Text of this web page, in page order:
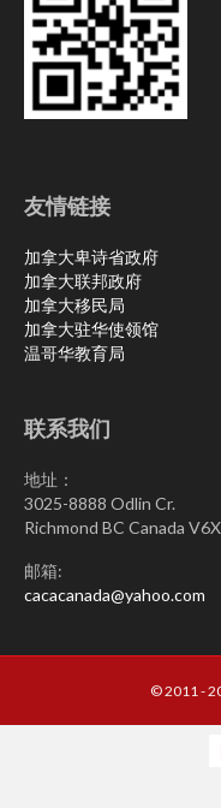
友情链接
加拿大卑诗省政府
加拿大联邦政府
加拿大移民局
加拿大驻华使领馆
温哥华教育局
联系我们
地址：
3025-8888 Odlin Cr.
Richmond BC Canada
邮箱:
cacacanada@yahoo.com
© 2011 -